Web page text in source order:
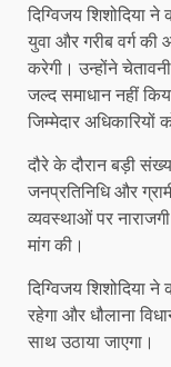
दिग्विजय शिशोदिया
युवा और गरीब वर्ग
करेगी। उन्होंने
जल्द समाधान नहीं
जिम्मेदार अधिकारियों
दौरे के दौरान बड़ी
जनप्रतिनिधि और
व्यवस्थाओं पर
मांग की।
दिग्विजय शिशोदिया
रहेगा और धौलाना
साथ उठाया जाएगा।